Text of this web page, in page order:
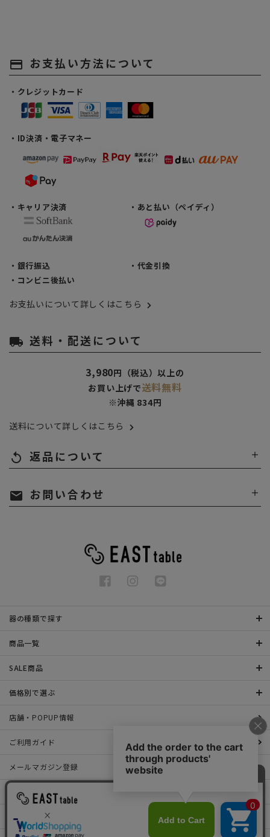
payment お支払い方法について
・クレジットカード
・ID決済・電子マネー
・キャリア決済 ・あと払い（ペイディ）
・銀行振込
・代金引換
・コンビニ後払い
お支払いについて詳しくはこちら
local_shipping 送料・配送について
3,980円（税込）以上の
お買い上げで送料無料
※沖縄 834円
送料について詳しくはこちら
replay 返品について
mail お問い合わせ
器の種類で探す
商品一覧
SALE商品
価格別で選ぶ
店舗・POPUP情報
ご利用ガイド
メールマガジン登録
お問い合わせ
特定商取引法表示について